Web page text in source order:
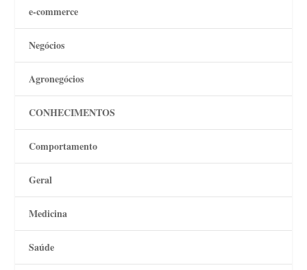
e-commerce
Negócios
Agronegócios
CONHECIMENTOS
Comportamento
Geral
Medicina
Saúde